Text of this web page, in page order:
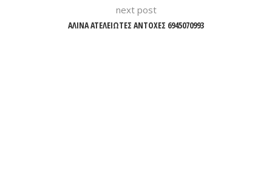
next post
ΑΛΙΝΑ ΑΤΕΛΕΙΩΤΕΣ ΑΝΤΟΧΕΣ 6945070993